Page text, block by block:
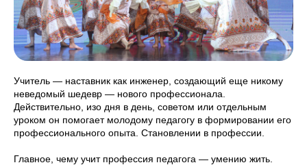
Учитель — наставник как инженер, создающий еще никому
неведомый шедевр — нового профессионала.
Действительно, изо дня в день, советом или отдельным
уроком он помогает молодому педагогу в формировании его
профессионального опыта. Становлении в профессии.
Главное, чему учит профессия педагога — умению жить.